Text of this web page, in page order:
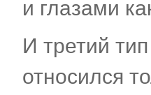
и глазами
И третий
относился